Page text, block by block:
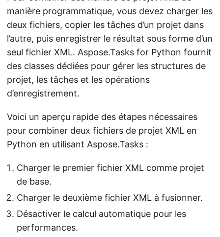
manière programmatique, vous devez charger les
deux fichiers, copier les tâches d’un projet dans
l’autre, puis enregistrer le résultat sous forme d’un
seul fichier XML. Aspose.Tasks for Python fournit
des classes dédiées pour gérer les structures de
projet, les tâches et les opérations
d’enregistrement.
Voici un aperçu rapide des étapes nécessaires
pour combiner deux fichiers de projet XML en
Python en utilisant Aspose.Tasks :
Charger le premier fichier XML comme projet
de base.
Charger le deuxième fichier XML à fusionner.
Désactiver le calcul automatique pour les
performances.